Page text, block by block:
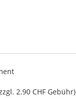
2.90 CHF Gebühr)